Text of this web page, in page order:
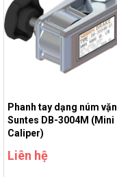
Phanh tay dạng núm vặn
Suntes DB-3004M (Mini
Caliper)
Liên hệ